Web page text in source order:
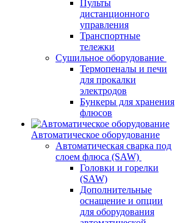
Пульты
дистанционного
управления
Транспортные
тележки
Сушильное оборудование
Термопеналы и печи
для прокалки
электродов
Бункеры для хранения
флюсов
Автоматическое оборудование
Автоматическая сварка под
слоем флюса (SAW)
Головки и горелки
(SAW)
Дополнительные
оснащение и опции
для оборудования